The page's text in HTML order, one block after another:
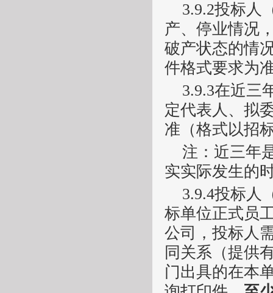
3.9.2投标人
产、停业情况
破产状态的情
件格式要求为
3.9.3在近三
定代表人、拟
准（格式以招
注：近三年
实实际发生的
3.9.4投标人
标单位正式员
公司，投标人
同关系（提供
门出具的在本